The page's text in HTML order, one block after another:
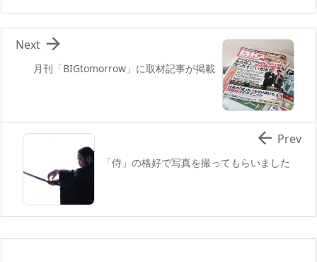
月刊「BIGtomorrow」に取材記事が掲載

Next
「侍」の格好で写真を撮ってもらいました
 Prev